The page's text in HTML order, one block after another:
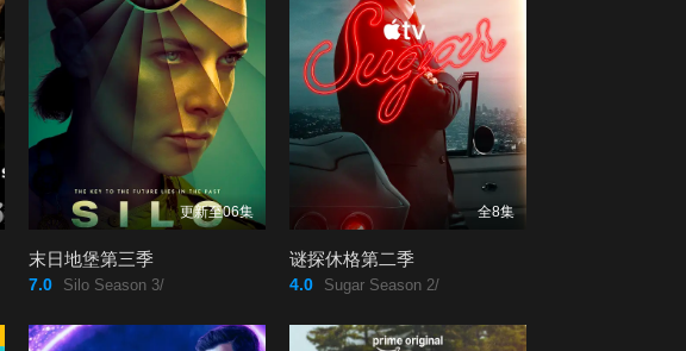
更新至06集
末日地堡第三季
7.0 Silo Season 3/
全8集
谜探休格第二季
4.0 Sugar Season 2/